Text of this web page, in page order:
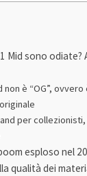
Mid sono odiate?
non è “OG”,
per collezionisti,
esploso nel
qualità dei